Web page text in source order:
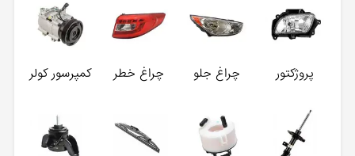
پروژکتور چراغ جلو چراغ خطر کمپرسور کولر